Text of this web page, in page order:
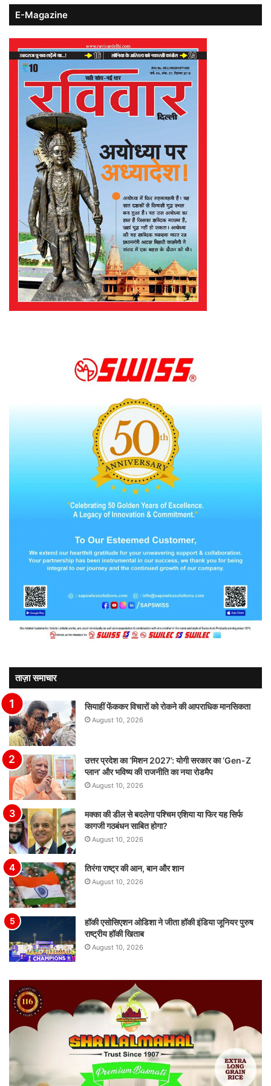
E-Magazine
ताज़ा समाचार
सियाहीं फेंककर विचारों को रोकने की आपराधिक मानसिकता
August 10, 2026
उत्तर प्रदेश का ‘मिशन 2027’: योगी सरकार का ‘Gen-Z
प्लान’ और भविष्य की राजनीति का नया रोडमैप
August 10, 2026
मक्का की डील से बदलेगा पश्चिम एशिया या फिर यह सिर्फ
कागजी गठबंधन साबित होगा?
August 10, 2026
तिरंगा राष्ट्र की आन, बान और शान
August 10, 2026
हॉकी एसोसिएशन ओडिशा ने जीता हॉकी इंडिया जूनियर पुरुष
राष्ट्रीय हॉकी खिताब
August 10, 2026